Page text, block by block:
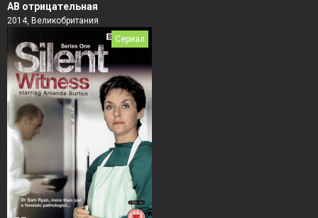
АВ отрицательная
2014, Великобритания
Сериал